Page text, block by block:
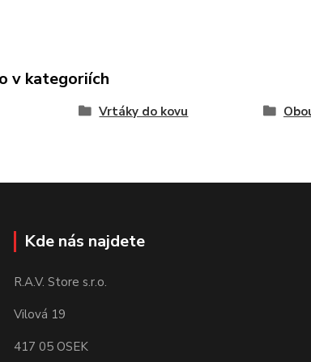
v kategoriích
Vrtáky do kovu
Kde nás najdete
R.A.V. Store s.r.o.
Vilová 19
417 05 OSEK